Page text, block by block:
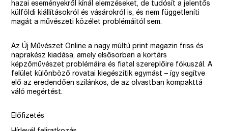
hazai eseményekről kínál elemzéseket, de tudósít a jelentős
külföldi kiállításokról és vásárokról is, és nem függetleníti
magát a művészeti közélet problémáitól sem.
Az Új Művészet Online a nagy múltú print magazin friss és
naprakész kiadása, amely elsősorban a kortárs
képzőművészet problémáira és fiatal szereplőire fókuszál. A
felület különböző rovatai kiegészítik egymást – így segítve
elő az eredendően szilánkos, de az olvastban kompakttá
váló megértést.
Előfizetés